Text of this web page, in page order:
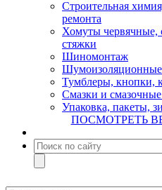
Строительная
ремонта
Хомуты червячные,
стяжки
Шиномонтаж
Тумблеры, кнопки,
Смазки и
Упаковка, пакеты,
ПОСМОТРЕТЬ